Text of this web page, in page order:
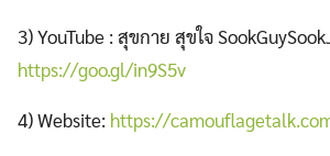
3) YouTube : สุขกาย สุขใจ
https://goo.gl/in9S5v
4) Website: https://